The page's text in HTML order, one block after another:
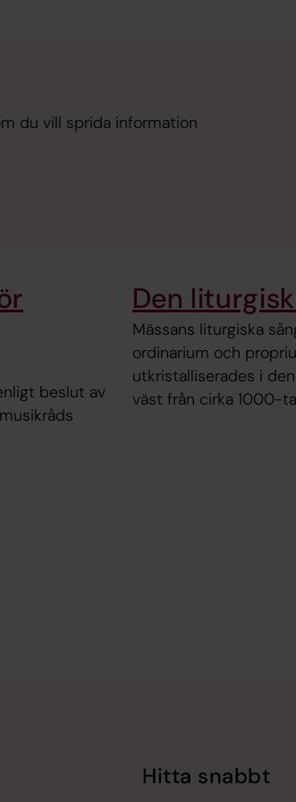
du vill sprida information
beslut av
Den
Mässans liturgiska
ordinarium och
utkristalliserades i
väst från cirka 1000-
Hitta snabbt